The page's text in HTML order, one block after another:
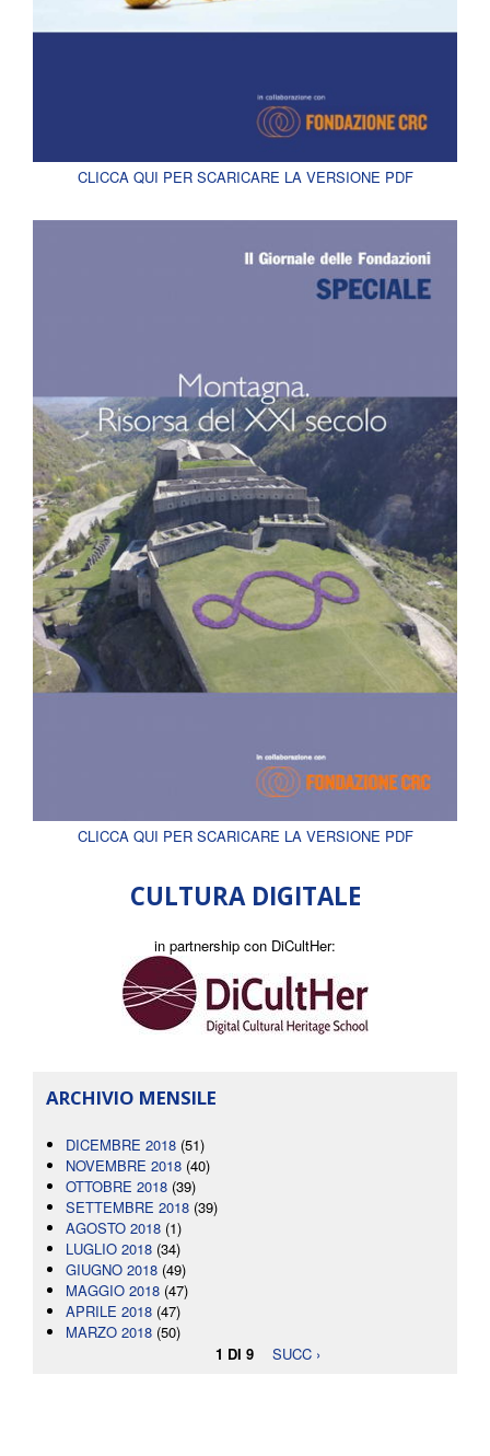
CLICCA QUI PER SCARICARE LA VERSIONE PDF
CLICCA QUI PER SCARICARE LA VERSIONE PDF
CULTURA DIGITALE
in partnership con DiCultHer:
ARCHIVIO MENSILE
DICEMBRE 2018 (51)
NOVEMBRE 2018 (40)
OTTOBRE 2018 (39)
SETTEMBRE 2018 (39)
AGOSTO 2018 (1)
LUGLIO 2018 (34)
GIUGNO 2018 (49)
MAGGIO 2018 (47)
APRILE 2018 (47)
MARZO 2018 (50)
1 DI 9
SUCC ›